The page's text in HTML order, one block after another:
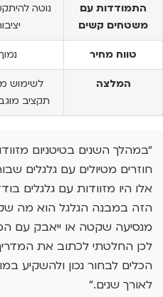
התמודדות עם
משטחים קשים
נוטה
טווח מחיר
המלצה
לשימוש
תקציב
“במהלך השנים בטיטניום
חוזרים מטיולים עם גלגלים
אלו היו מזוודות עם גלגלים
הזה במבנה הגלגל הוא מה
מנסיעה שקטה או ייאבק עם
לכן החלטתי לכתוב את
הכלים לבחור נכון ולהשקיע
לאורך שנים.”